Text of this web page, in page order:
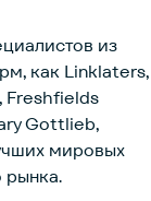
из
как Linklaters,
Freshfields
Gottlieb,
мировых
рынка.